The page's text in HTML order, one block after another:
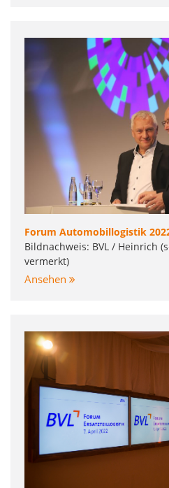
Forum Automobillogistik
Bildnachweis: BVL / Heinrich
vermerkt)
Ansehen